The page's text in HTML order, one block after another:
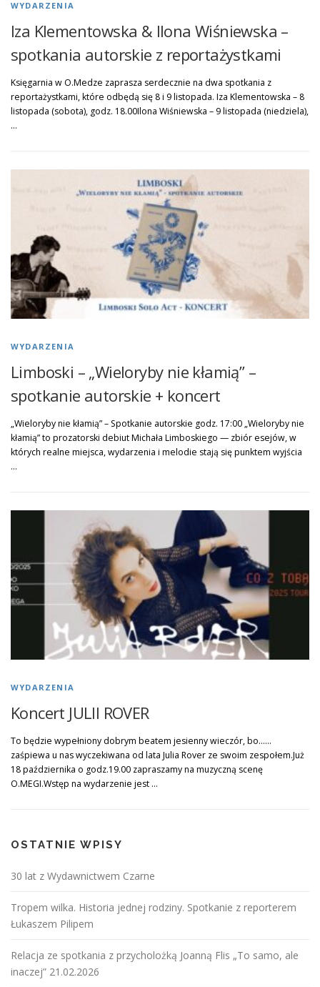
WYDARZENIA
Iza Klementowska & Ilona Wiśniewska –
spotkania autorskie z reportażystkami
Księgarnia w O.Medze zaprasza serdecznie na dwa spotkania z
reportażystkami, które odbędą się 8 i 9 listopada. Iza Klementowska – 8
listopada (sobota), godz. 18.00Ilona Wiśniewska – 9 listopada (niedziela),
…
WYDARZENIA
Limboski – „Wieloryby nie kłamią” –
spotkanie autorskie + koncert
„Wieloryby nie kłamią” – Spotkanie autorskie godz. 17:00 „Wieloryby nie
kłamią” to prozatorski debiut Michała Limboskiego — zbiór esejów, w
których realne miejsca, wydarzenia i melodie stają się punktem wyjścia
…
WYDARZENIA
Koncert JULII ROVER
To będzie wypełniony dobrym beatem jesienny wieczór, bo……
zaśpiewa u nas wyczekiwana od lata Julia Rover ze swoim zespołem.Już
18 października o godz.19.00 zapraszamy na muzyczną scenę
O.MEGI.Wstęp na wydarzenie jest …
OSTATNIE WPISY
30 lat z Wydawnictwem Czarne
Tropem wilka. Historia jednej rodziny. Spotkanie z reporterem
Łukaszem Pilipem
Relacja ze spotkania z przycholożką Joanną Flis „To samo, ale
inaczej” 21.02.2026